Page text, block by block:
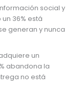
social y
36% está
generan y nunca
un
abandona la
no está